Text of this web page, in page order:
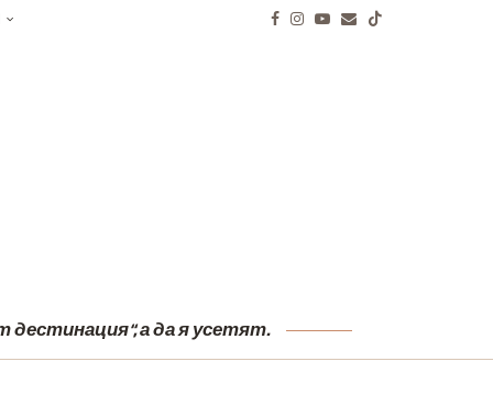
а да я усетят.